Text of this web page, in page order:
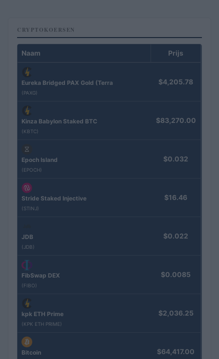
CRYPTOKOERSEN
Naam Prijs
Eureka Bridged PAX Gold (Terra
(PAXG)
$4,205.78
Kinza Babylon Staked BTC
(KBTC)
$83,270.00
Epoch Island
(EPOCH)
$0.032
Stride Staked Injective
(STINJ)
$16.46
JDB
(JDB)
$0.022
FibSwap DEX
(FIBO)
$0.0085
kpk ETH Prime
(KPK ETH PRIME)
$2,036.25
Bitcoin $64,417.00